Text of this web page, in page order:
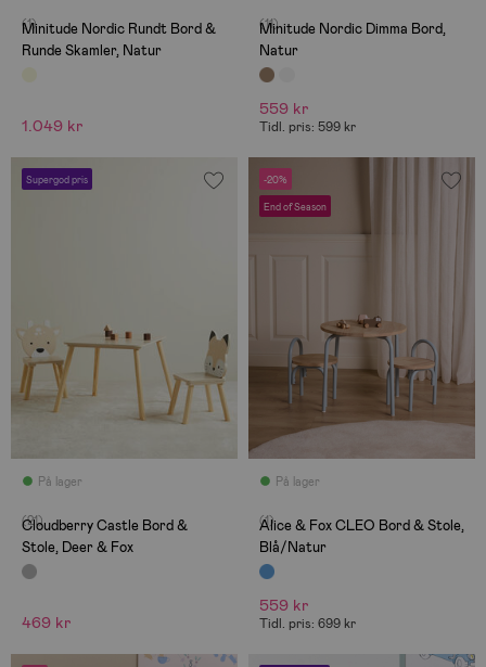
(1)
Minitude Nordic Rundt Bord &
Runde Skamler, Natur
1.049 kr
(11)
Minitude Nordic Dimma Bord,
Natur
559 kr
Tidl. pris: 599 kr
Supergod pris
På lager
(21)
Cloudberry Castle Bord &
Stole, Deer & Fox
469 kr
-20%
End of Season
På lager
(1)
Alice & Fox CLEO Bord & Stole,
Blå/Natur
559 kr
Tidl. pris: 699 kr